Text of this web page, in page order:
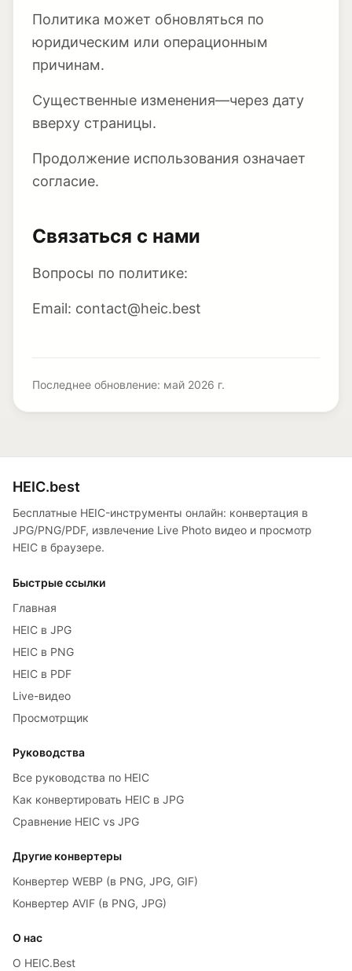
Политика может обновляться по
юридическим или операционным
причинам.
Существенные изменения—через дату
вверху страницы.
Продолжение использования означает
согласие.
Связаться с нами
Вопросы по политике:
Email: contact@heic.best
Последнее обновление: май 2026 г.
HEIC.best
Бесплатные HEIC-инструменты онлайн: конвертация в
JPG/PNG/PDF, извлечение Live Photo видео и просмотр
HEIC в браузере.
Быстрые ссылки
Главная
HEIC в JPG
HEIC в PNG
HEIC в PDF
Live-видео
Просмотрщик
Руководства
Все руководства по HEIC
Как конвертировать HEIC в JPG
Сравнение HEIC vs JPG
Другие конвертеры
Конвертер WEBP (в PNG, JPG, GIF)
Конвертер AVIF (в PNG, JPG)
О нас
О HEIC.Best